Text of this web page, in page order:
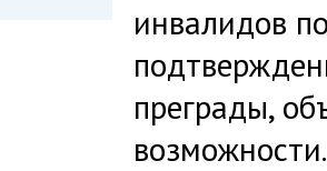
инвалидов
преграды,
возможности.